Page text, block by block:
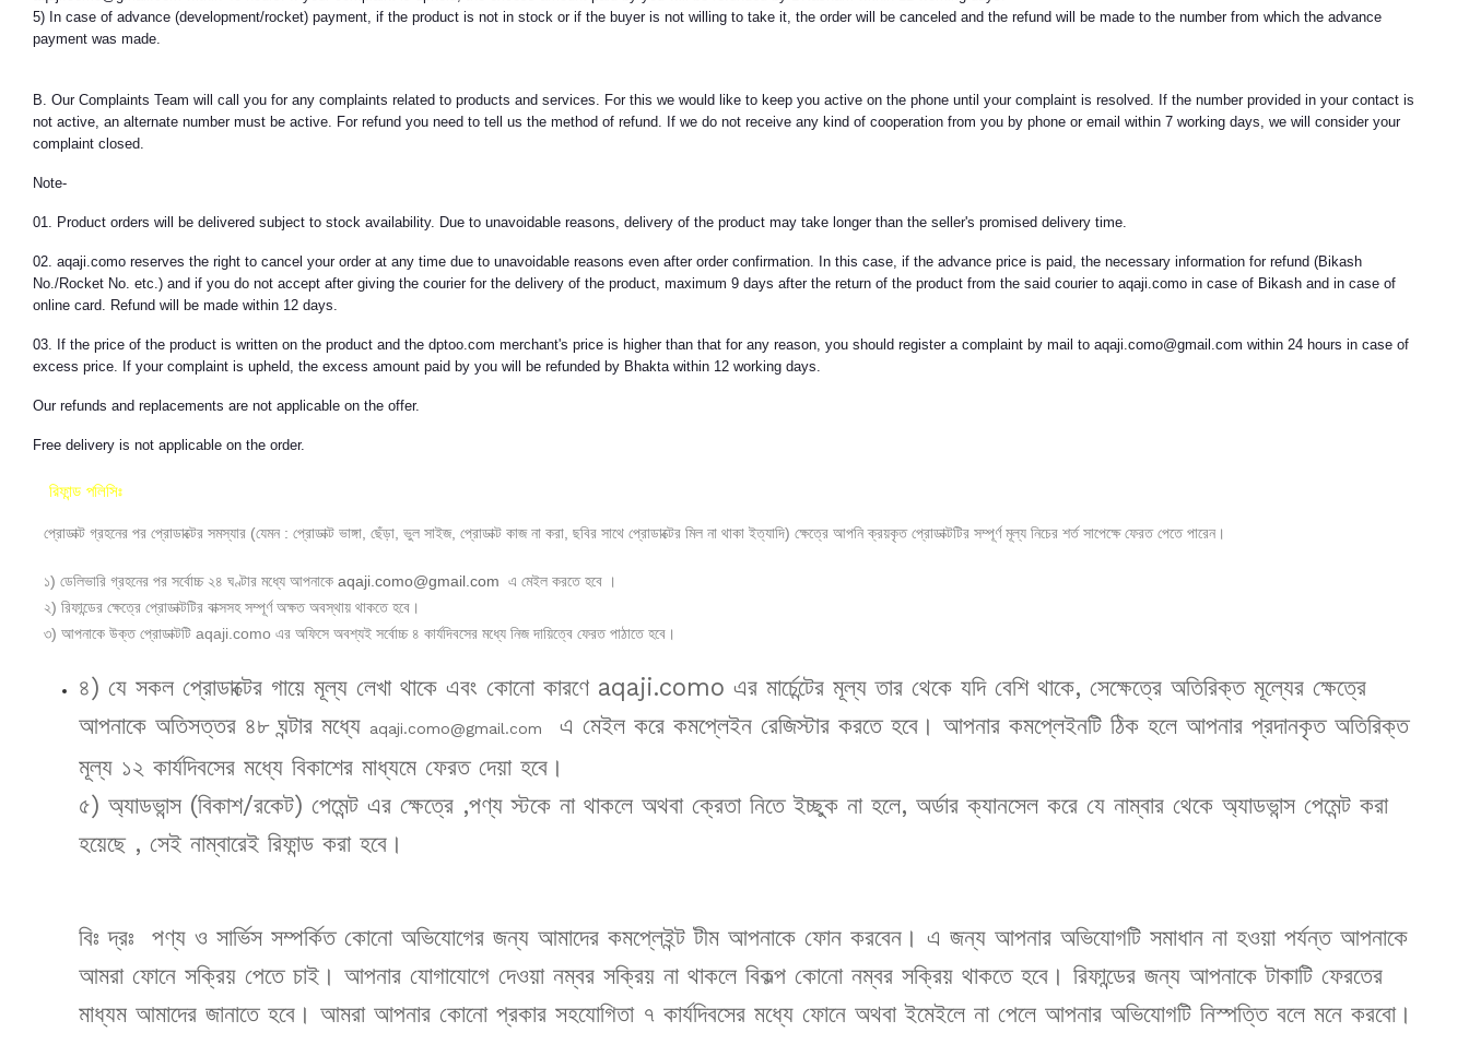
5) In case of advance (development/rocket) payment, if the product is not in stock or if the buyer is not willing to take it, the order will be canceled and the refund will be made to the number from which the advance
payment was made.
B. Our Complaints Team will call you for any complaints related to products and services. For this we would like to keep you active on the phone until your complaint is resolved. If the number provided in your contact is
not active, an alternate number must be active. For refund you need to tell us the method of refund. If we do not receive any kind of cooperation from you by phone or email within 7 working days, we will consider your
complaint closed.
Note-
01. Product orders will be delivered subject to stock availability. Due to unavoidable reasons, delivery of the product may take longer than the seller's promised delivery time.
02. aqaji.como reserves the right to cancel your order at any time due to unavoidable reasons even after order confirmation. In this case, if the advance price is paid, the necessary information for refund (Bikash
No./Rocket No. etc.) and if you do not accept after giving the courier for the delivery of the product, maximum 9 days after the return of the product from the said courier to aqaji.como in case of Bikash and in case of
online card. Refund will be made within 12 days.
03. If the price of the product is written on the product and the dptoo.com merchant's price is higher than that for any reason, you should register a complaint by mail to aqaji.como@gmail.com within 24 hours in case of
excess price. If your complaint is upheld, the excess amount paid by you will be refunded by Bhakta within 12 working days.
Our refunds and replacements are not applicable on the offer.
Free delivery is not applicable on the order.
রিফান্ড পলিসিঃ
প্রোডাক্ট গ্রহনের পর প্রোডাক্টের সমস্যার (যেমন : প্রোডাক্ট ভাঙ্গা, ছেঁড়া, ভুল সাইজ, প্রোডাক্ট কাজ না করা, ছবির সাথে প্রোডাক্টের মিল না থাকা ইত্যাদি) ক্ষেত্রে আপনি ক্রয়কৃত প্রোডাক্টটির সম্পূর্ণ মূল্য নিচের শর্ত সাপেক্ষে ফেরত পেতে পারেন।
১) ডেলিভারি গ্রহনের পর সর্বোচ্চ ২৪ ঘণ্টার মধ্যে আপনাকে aqaji.como@gmail.com এ মেইল করতে হবে ।
২) রিফান্ডের ক্ষেত্রে প্রোডাক্টটির বাক্সসহ সম্পূর্ণ অক্ষত অবস্থায় থাকতে হবে।
৩) আপনাকে উক্ত প্রোডাক্টটি aqaji.como এর অফিসে অবশ্যই সর্বোচ্চ ৪ কার্যদিবসের মধ্যে নিজ দায়িত্বে ফেরত পাঠাতে হবে।
৪) যে সকল প্রোডাক্টের গায়ে মূল্য লেখা থাকে এবং কোনো কারণে aqaji.como এর মার্চেন্টের মূল্য তার থেকে যদি বেশি থাকে, সেক্ষেত্রে অতিরিক্ত মূল্যের ক্ষেত্রে
আপনাকে অতিসত্তর ৪৮ ঘন্টার মধ্যে aqaji.como@gmail.com
এ মেইল করে কমপ্লেইন রেজিস্টার করতে হবে। আপনার কমপ্লেইনটি ঠিক হলে আপনার প্রদানকৃত অতিরিক্ত
মূল্য ১২ কার্যদিবসের মধ্যে বিকাশের মাধ্যমে ফেরত দেয়া হবে।
৫) অ্যাডভান্স (বিকাশ/রকেট) পেমেন্ট এর ক্ষেত্রে ,পণ্য স্টকে না থাকলে অথবা ক্রেতা নিতে ইচ্ছুক না হলে, অর্ডার ক্যানসেল করে যে নাম্বার থেকে অ্যাডভান্স পেমেন্ট করা
হয়েছে , সেই নাম্বারেই রিফান্ড করা হবে।
বিঃ দ্রঃ পণ্য ও সার্ভিস সম্পর্কিত কোনো অভিযোগের জন্য আমাদের কমপ্লেইন্ট টীম আপনাকে ফোন করবেন। এ জন্য আপনার অভিযোগটি সমাধান না হওয়া পর্যন্ত আপনাকে
আমরা ফোনে সক্রিয় পেতে চাই। আপনার যোগাযোগে দেওয়া নম্বর সক্রিয় না থাকলে বিকল্প কোনো নম্বর সক্রিয় থাকতে হবে। রিফান্ডের জন্য আপনাকে টাকাটি ফেরতের
মাধ্যম আমাদের জানাতে হবে। আমরা আপনার কোনো প্রকার সহযোগিতা ৭ কার্যদিবসের মধ্যে ফোনে অথবা ইমেইলে না পেলে আপনার অভিযোগটি নিস্পত্তি বলে মনে করবো।